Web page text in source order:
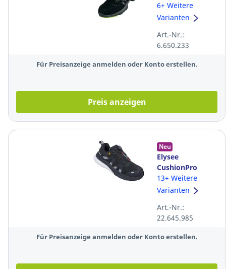
85428, S1 ESD
SRC, Größe: 44,
6+ Weitere
Varianten
Art.-Nr.:
6.650.233
Für Preisanzeige anmelden oder Konto erstellen.
Preis anzeigen
Neu
Elysee
CushionPro
Shield
13+ Weitere
Varianten
Art.-Nr.:
22.645.985
Für Preisanzeige anmelden oder Konto erstellen.